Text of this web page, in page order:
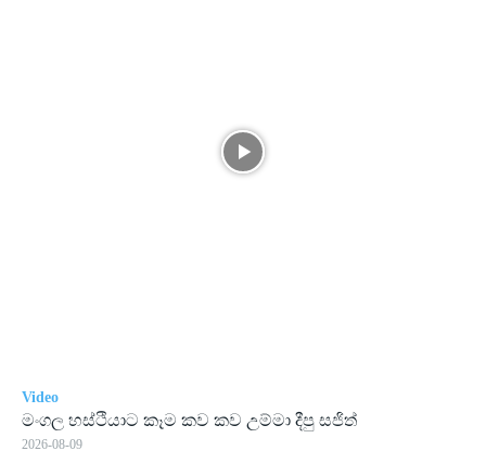
Video
මංගල හස්ථියාට කෑම කව කව උම්මා දීපු සජිත්
2026-08-09